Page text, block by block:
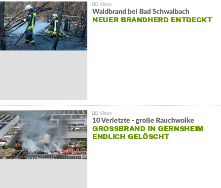
Waldbrand bei Bad Schwalbach
NEUER BRANDHERD ENTDECKT
10 Verletzte - große Rauchwolke
GROSSBRAND IN GERNSHEIM E
NDLICH GELÖSCHT